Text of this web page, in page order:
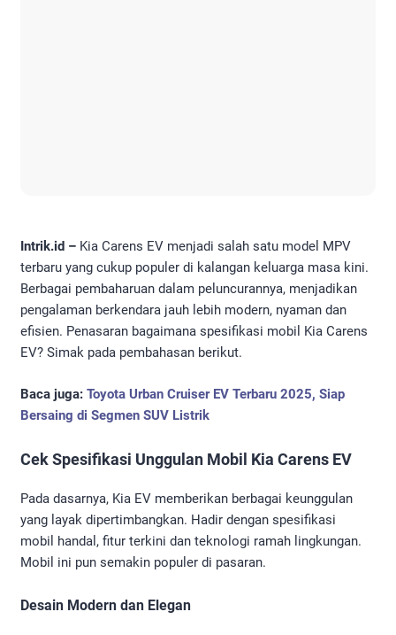
Intrik.id – Kia Carens EV menjadi salah satu model MPV
terbaru yang cukup populer di kalangan keluarga masa kini.
Berbagai pembaharuan dalam peluncurannya, menjadikan
pengalaman berkendara jauh lebih modern, nyaman dan
efisien. Penasaran bagaimana spesifikasi mobil Kia Carens
EV? Simak pada pembahasan berikut.
Baca juga: Toyota Urban Cruiser EV Terbaru 2025, Siap
Bersaing di Segmen SUV Listrik
Cek Spesifikasi Unggulan Mobil Kia Carens EV
Pada dasarnya, Kia EV memberikan berbagai keunggulan
yang layak dipertimbangkan. Hadir dengan spesifikasi
mobil handal, fitur terkini dan teknologi ramah lingkungan.
Mobil ini pun semakin populer di pasaran.
Desain Modern dan Elegan